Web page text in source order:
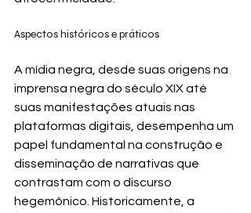
Aspectos históricos e práticos
A mídia negra, desde suas origens na
imprensa negra do século XIX até
suas manifestações atuais nas
plataformas digitais, desempenha um
papel fundamental na construção e
disseminação de narrativas que
contrastam com o discurso
hegemônico. Historicamente, a